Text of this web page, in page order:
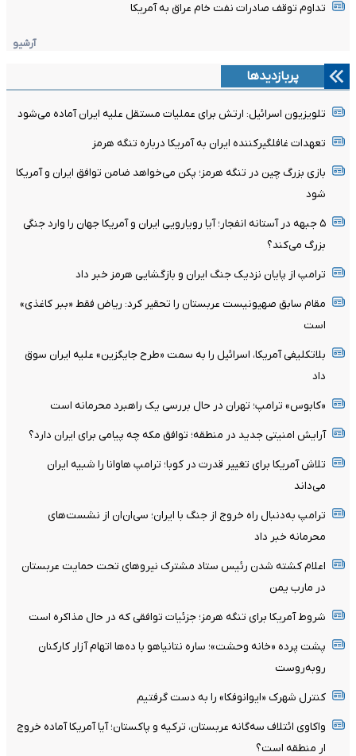
تداوم توقف صادرات نفت خام عراق به آمریکا
آرشیو
پربازدیدها
تلویزیون اسرائیل: ارتش برای عملیات مستقل علیه ایران آماده می‌شود
تعهدات غافلگیرکننده ایران به آمریکا درباره تنگه هرمز
بازی بزرگ چین در تنگه هرمز؛ پکن می‌خواهد ضامن توافق ایران و آمریکا
شود
۵ جبهه در آستانه انفجار؛ آیا رویارویی ایران و آمریکا جهان را وارد جنگی
بزرگ می‌کند؟
ترامپ از پایان نزدیک جنگ ایران و بازگشایی هرمز خبر داد
مقام سابق صهیونیست عربستان را تحقیر کرد: ریاض فقط «ببر کاغذی»
است
بلاتکلیفی آمریکا، اسرائیل را به سمت «طرح جایگزین» علیه ایران سوق
داد
«کابوس» ترامپ؛ تهران در حال بررسی یک راهبرد محرمانه است
آرایش امنیتی جدید در منطقه؛ توافق مکه چه پیامی برای ایران دارد؟
تلاش آمریکا برای تغییر قدرت در کوبا؛ ترامپ هاوانا را شبیه ایران
می‌داند
ترامپ به‌دنبال راه خروج از جنگ با ایران؛ سی‌ان‌ان از نشست‌های
محرمانه خبر داد
اعلام کشته شدن رئیس ستاد مشترک نیروهای تحت حمایت عربستان
در مارب یمن
شروط آمریکا برای تنگه هرمز؛ جزئیات توافقی که در حال مذاکره است
پشت پرده «خانه وحشت»؛ ساره نتانیاهو با ده‌ها اتهام آزار کارکنان
روبه‌روست
کنترل شهرک «ایوانوفکا» را به دست گرفتیم
واکاوی ائتلاف سه‌گانه عربستان، ترکیه و پاکستان؛ آیا آمریکا آماده خروج
ار منطقه است؟